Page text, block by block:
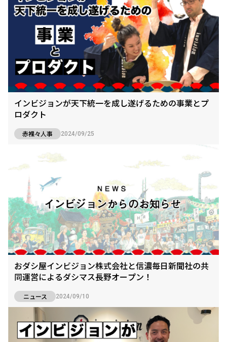
インビジョンが天下統一を成し遂げるための事業とプ
ロダクト
赤裸々人事 2024/09/25
おダシ屋インビジョン株式会社と信濃毎日新聞社の共
同運営によるダシマス長野オープン！
ニュース 2024/09/10